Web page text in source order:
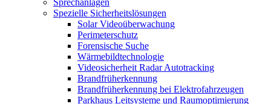
Sprechanlagen
Spezielle Sicherheitslösungen
Solar Videoüberwachung
Perimeterschutz
Forensische Suche
Wärmebildtechnologie
Videosicherheit Radar Autotracking​
Brandfrüherkennung
Brandfrüherkennung bei Elektrofahrzeugen
Parkhaus Leitsysteme und Raumoptimierung